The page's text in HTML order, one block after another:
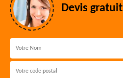
Devis gratuit